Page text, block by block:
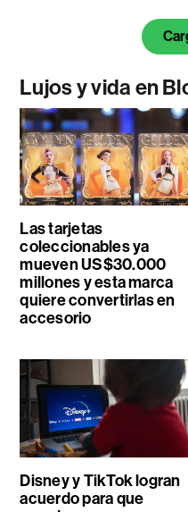
Lujos y vida en
Las tarjetas
coleccionables ya
mueven US$30.000
millones y esta marca
quiere convertirlas en
accesorio
Disney y TikTok logran
acuerdo para que